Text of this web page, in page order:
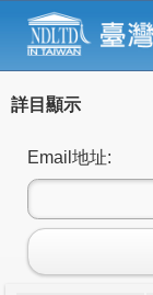
詳目顯示
Email地址: